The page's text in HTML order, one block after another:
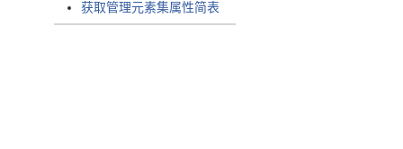
获取管理元素集属性简表